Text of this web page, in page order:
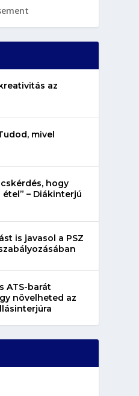
az
mivel
hogy
– Diákinterjú
is javasol a PSZ
ATS-barát
növelheted az